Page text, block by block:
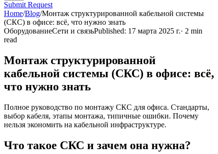
Submit Request
Home/Blog/Монтаж структурированной кабельной системы
(СКС) в офисе: всё, что нужно знать
ОборудованиеСети и связьPublished: 17 марта 2025 г.· 2 min
read
Монтаж структурированной
кабельной системы (СКС) в офисе: всё,
что нужно знать
Полное руководство по монтажу СКС для офиса. Стандарты,
выбор кабеля, этапы монтажа, типичные ошибки. Почему
нельзя экономить на кабельной инфраструктуре.
Что такое СКС и зачем она нужна?